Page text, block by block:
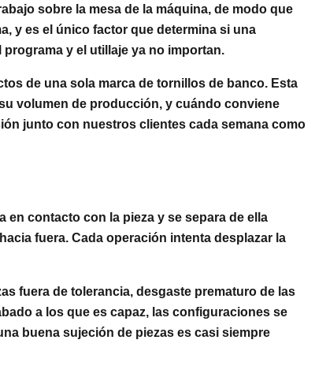
sobre la mesa de la máquina, de modo que
y es el único factor que determina si una
y el utillaje ya no importan.
de una sola marca de tornillos de banco. Esta
volumen de producción, y cuándo conviene
junto con nuestros clientes cada semana como
en contacto con la pieza y se separa de ella
fuera. Cada operación intenta desplazar la
fuera de tolerancia, desgaste prematuro de las
a los que es capaz, las configuraciones se
buena sujeción de piezas es casi siempre